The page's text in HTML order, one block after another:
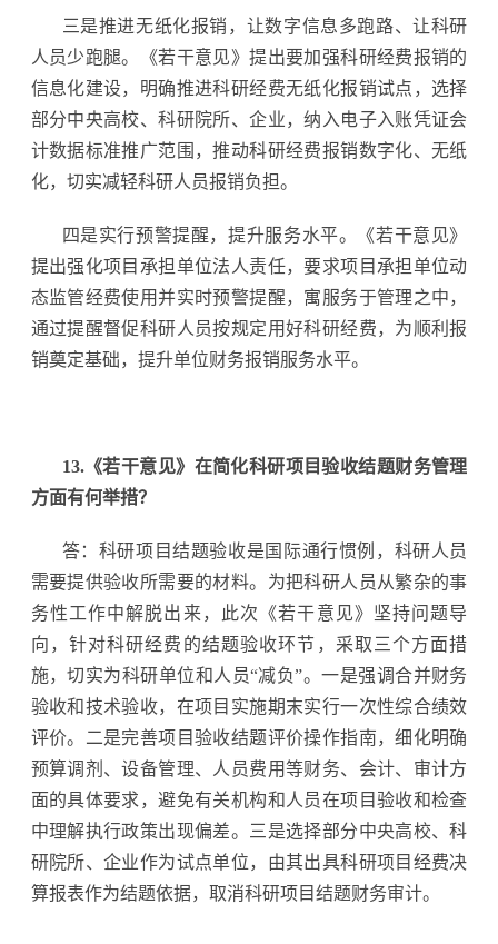
三是推进无纸化报销，让数字信息多跑路、让科研
人员少跑腿。《若干意见》提出要加强科研经费报销的
信息化建设，明确推进科研经费无纸化报销试点，选择
部分中央高校、科研院所、企业，纳入电子入账凭证会
计数据标准推广范围，推动科研经费报销数字化、无纸
化，切实减轻科研人员报销负担。
四是实行预警提醒，提升服务水平。《若干意见》
提出强化项目承担单位法人责任，要求项目承担单位动
态监管经费使用并实时预警提醒，寓服务于管理之中，
通过提醒督促科研人员按规定用好科研经费，为顺利报
销奠定基础，提升单位财务报销服务水平。
13.《若干意见》在简化科研项目验收结题财务管理
方面有何举措？
答：科研项目结题验收是国际通行惯例，科研人员
需要提供验收所需要的材料。为把科研人员从繁杂的事
务性工作中解脱出来，此次《若干意见》坚持问题导
向，针对科研经费的结题验收环节，采取三个方面措
施，切实为科研单位和人员“减负”。一是强调合并财务
验收和技术验收，在项目实施期末实行一次性综合绩效
评价。二是完善项目验收结题评价操作指南，细化明确
预算调剂、设备管理、人员费用等财务、会计、审计方
面的具体要求，避免有关机构和人员在项目验收和检查
中理解执行政策出现偏差。三是选择部分中央高校、科
研院所、企业作为试点单位，由其出具科研项目经费决
算报表作为结题依据，取消科研项目结题财务审计。